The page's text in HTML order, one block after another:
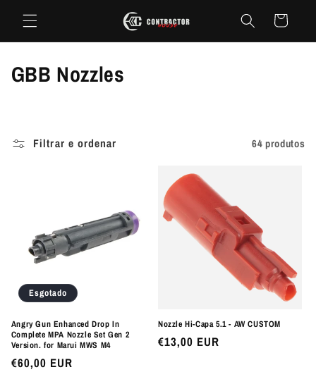
para o
conteúdo
Carrinho
C
e
GBB Nozzles
Filtrar e ordenar 64 produtos
Esgotado
Angry Gun Enhanced Drop In
Complete MPA Nozzle Set Gen 2
Version. for Marui MWS M4
Preço
€60,00 EUR
Nozzle Hi-Capa 5.1 - AW CUSTOM
Preço
€13,00 EUR